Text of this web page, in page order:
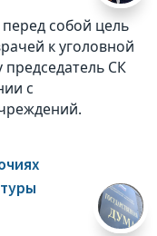
собой цель
к уголовной
председатель СК
с